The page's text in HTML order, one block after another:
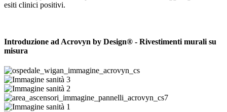
esiti clinici positivi.
Introduzione ad Acrovyn by Design® - Rivestimenti murali su
misura